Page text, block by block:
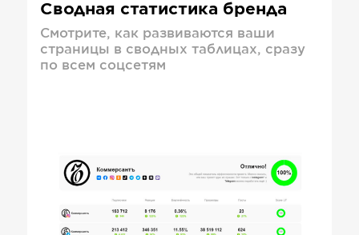
Сводная статистика бренда
Смотрите, как развиваются ваши
страницы в сводных таблицах, сразу
по всем соцсетям